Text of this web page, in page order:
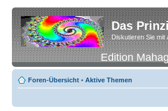
Das
Diskutieren Sie mit
Edition
Foren-Übersicht • Aktive Themen